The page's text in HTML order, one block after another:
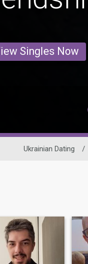
Singles Now
Ukrainian Dating /